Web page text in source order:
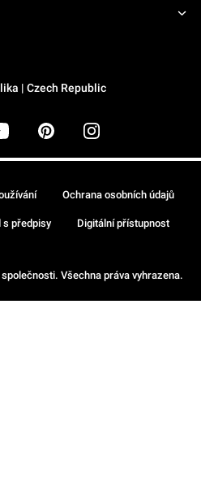
| Czech Republic
Všechna práva vyhrazena.
Ochrana osobních údajů
s předpisy Digitální přístupnost